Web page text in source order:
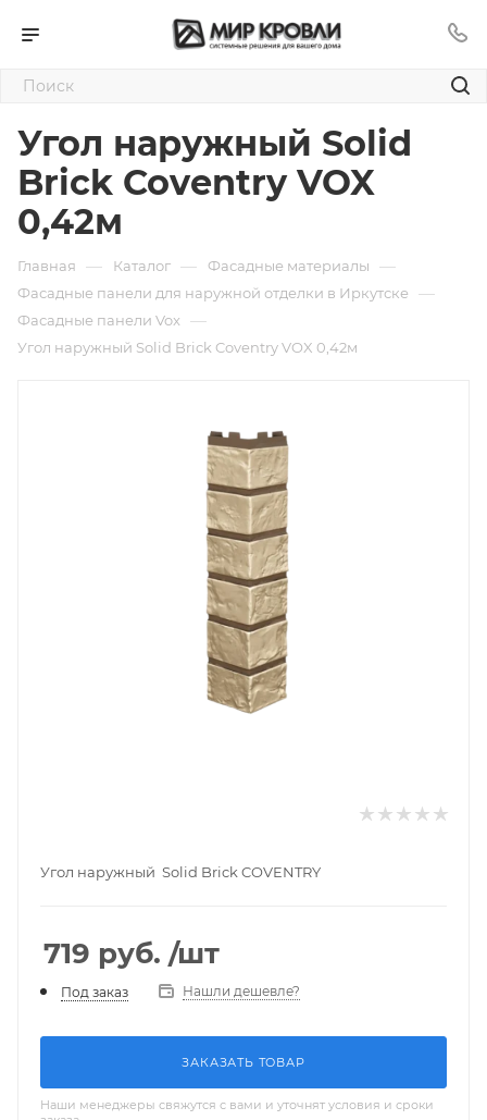
Угол наружный Solid
Brick Coventry VOX
0,42м
Главная — Каталог — Фасадные материалы —
Фасадные панели для наружной отделки в Иркутске —
Фасадные панели Vox —
Угол наружный Solid Brick Coventry VOX 0,42м
Угол наружный Solid Brick COVENTRY
719 руб. /шт
Под заказ Нашли дешевле?
ЗАКАЗАТЬ ТОВАР
Наши менеджеры свяжутся с вами и уточнят условия и сроки